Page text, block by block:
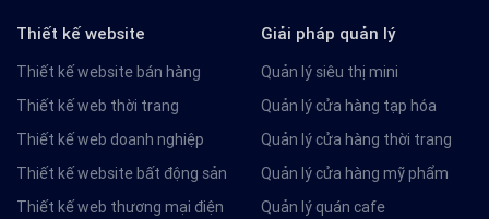
Thiết kế website
Thiết kế website bán hàng
Thiết kế web thời trang
Thiết kế web doanh nghiệp
Thiết kế website bất động sản
Thiết kế web thương mại điện
Giải pháp quản lý
Quản lý siêu thị mini
Quản lý cửa hàng tạp hóa
Quản lý cửa hàng thời trang
Quản lý cửa hàng mỹ phẩm
Quản lý quán cafe